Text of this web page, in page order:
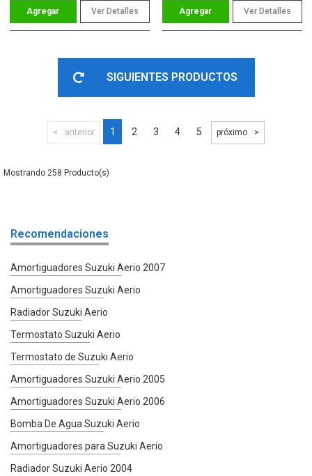
Ver Detalles Ver Detalles
SIGUIENTES PRODUCTOS
anterior 1 2 3 4 5 próximo
258
Recomendaciones
Amortiguadores Suzuki Aerio 2007
Amortiguadores Suzuki Aerio
Radiador Suzuki Aerio
Termostato Suzuki Aerio
Termostato de Suzuki Aerio
Amortiguadores Suzuki Aerio 2005
Amortiguadores Suzuki Aerio 2006
Bomba De Agua Suzuki Aerio
Amortiguadores para Suzuki Aerio
Radiador Suzuki Aerio 2004